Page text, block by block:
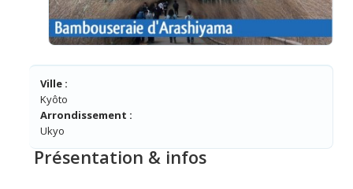
Ville :
Kyôto
Arrondissement :
Ukyo
Présentation & infos